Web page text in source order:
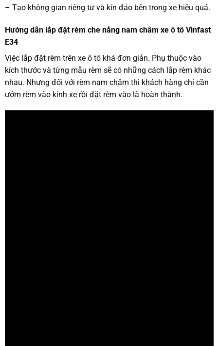
– Tạo không gian riêng tư và kín đáo bên trong xe hiệu quả.
Hướng dẫn lắp đặt rèm che nắng nam châm xe ô tô Vinfast
E34
Việc lắp đặt rèm trên xe ô tô khá đơn giản. Phụ thuộc vào
kích thước và từng mẫu rèm sẽ có những cách lắp rèm khác
nhau. Nhưng đối với rèm nam châm thì khách hàng chỉ cần
ướm rèm vào kính xe rồi đặt rèm vào là hoàn thành.